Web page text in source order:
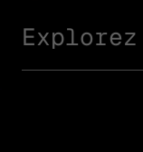
Explorez